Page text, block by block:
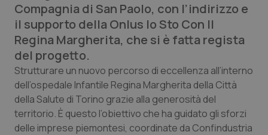
Abruzzo
Basilicata
Calabria
Campania
QS Pro Gold
Artrite & artrosi
Asma & BPCO
Car-T
QS Club Newsletter
Compagnia di San Paolo, con l’indirizzo e
il supporto della Onlus Io Sto Con Il
Regina Margherita, che si è fatta regista
del progetto.
Strutturare un nuovo percorso di eccellenza all’interno
dell’ospedale Infantile Regina Margherita della Città
della Salute di Torino grazie alla generosità del
territorio. È questo l’obiettivo che ha guidato gli sforzi
delle imprese piemontesi, coordinate da Confindustria